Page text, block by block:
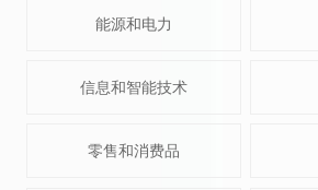
能源和电力
信息和智能技术
零售和消费品